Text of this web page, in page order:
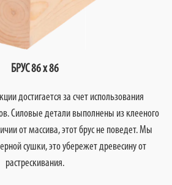
БРУС 86 х 86
достигается за счет использования
Силовые детали выполнены из клееного
от массива, этот брус не поведет. Мы
сушки, это убережет древесину от
растрескивания.